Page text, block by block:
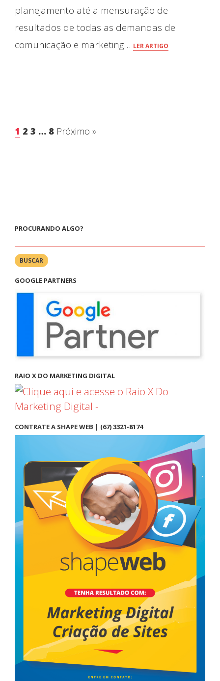
planejamento até a mensuração de
resultados de todas as demandas de
comunicação e marketing… LER ARTIGO
1 2 3 … 8 Próximo »
PROCURANDO ALGO?
BUSCAR
GOOGLE PARTNERS
RAIO X DO MARKETING DIGITAL
CONTRATE A SHAPE WEB | (67) 3321-8174